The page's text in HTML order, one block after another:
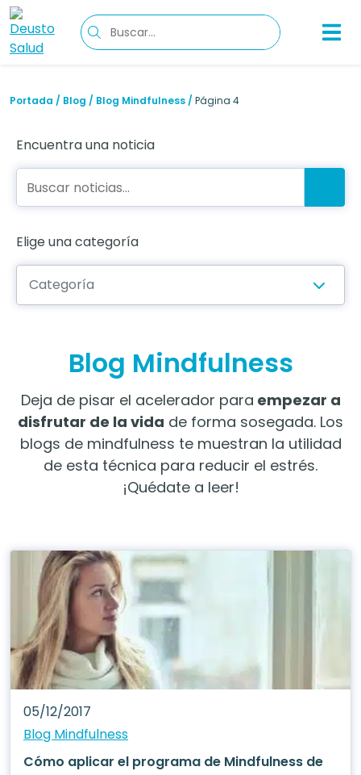
Portada / Blog / Blog Mindfulness / Página 4
Encuentra una noticia
Elige una categoría
Categoría
Blog Mindfulness
Deja de pisar el acelerador para empezar a
disfrutar de la vida de forma sosegada. Los
blogs de mindfulness te muestran la utilidad
de esta técnica para reducir el estrés.
¡Quédate a leer!
05/12/2017
Blog Mindfulness
Cómo aplicar el programa de Mindfulness de